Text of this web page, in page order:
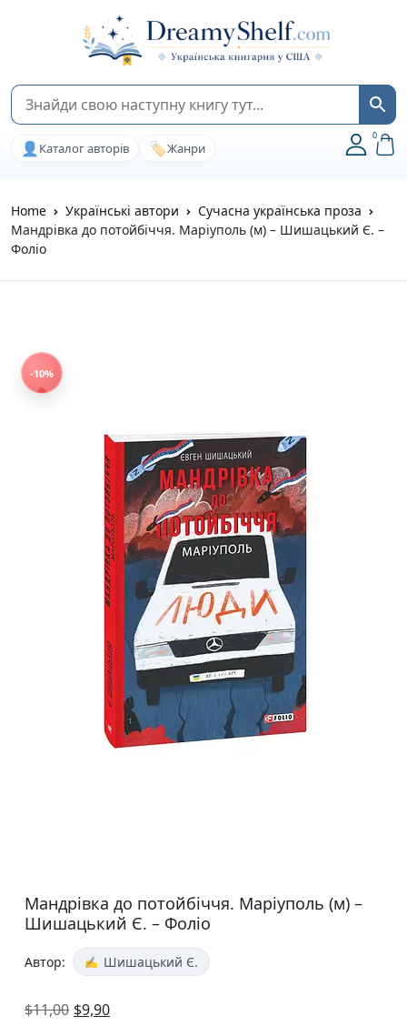
👤 Каталог авторів 🏷️Жанри
0
Home Українські автори
Сучасна українська проза
Мандрівка до потойбіччя. Маріуполь (м) – Шишацький Є. –
Фоліо
-10%
Мандрівка до потойбіччя. Маріуполь (м) –
Шишацький Є. – Фоліо
Автор: Шишацький Є.
$11,00 $9,90